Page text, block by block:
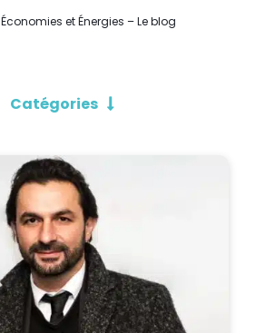
Économies et Énergies – Le blog
Catégories